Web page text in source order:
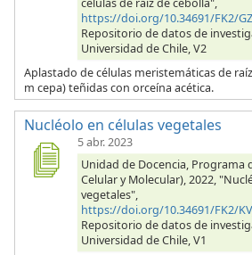
https://doi.org/10.34691/FK2/
Repositorio de datos de
Universidad de Chile, V2
Aplastado de células meristemáticas de
m cepa) teñidas con orceína acética.
Nucléolo en células vegetales
5 abr. 2023
Unidad de Docencia, Programa
Celular y Molecular), 2022,
vegetales",
https://doi.org/10.34691/FK2/
Repositorio de datos de
Universidad de Chile, V1